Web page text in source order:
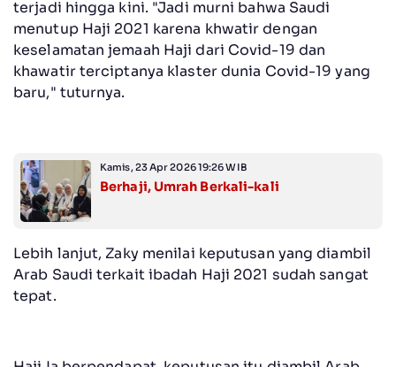
terjadi hingga kini. "Jadi murni bahwa Saudi
menutup Haji 2021 karena khwatir dengan
keselamatan jemaah Haji dari Covid-19 dan
khawatir terciptanya klaster dunia Covid-19 yang
baru," tuturnya.
Kamis, 23 Apr 2026 19:26 WIB
Berhaji, Umrah Berkali-kali
Lebih lanjut, Zaky menilai keputusan yang diambil
Arab Saudi terkait ibadah Haji 2021 sudah sangat
tepat.